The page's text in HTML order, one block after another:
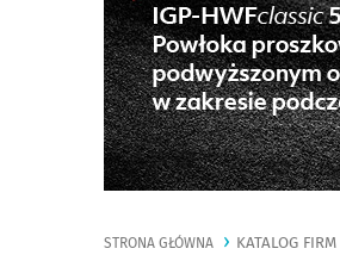
STRONA GŁÓWNA KATALOG FIRM